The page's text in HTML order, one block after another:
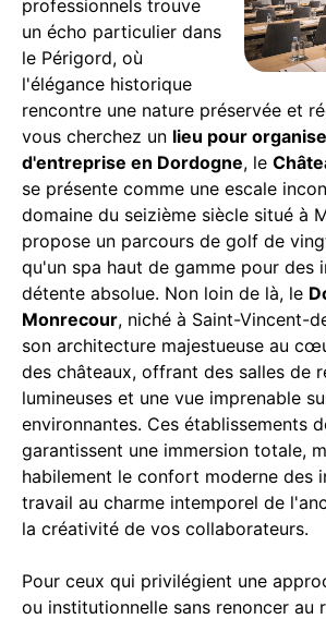
professionnels trouve
un écho particulier dans
le Périgord, où
l'élégance historique
rencontre une nature préservée et
vous cherchez un lieu pour
d'entreprise en Dordogne, le
se présente comme une escale
domaine du seizième siècle situé à
propose un parcours de golf de
qu'un spa haut de gamme pour des
détente absolue. Non loin de là, le
Monrecour, niché à Saint-Vincent-
son architecture majestueuse au
des châteaux, offrant des salles de
lumineuses et une vue imprenable
environnantes. Ces établissements
garantissent une immersion totale,
habilement le confort moderne des
travail au charme intemporel de
la créativité de vos collaborateurs.
Pour ceux qui privilégient une
ou institutionnelle sans renoncer au